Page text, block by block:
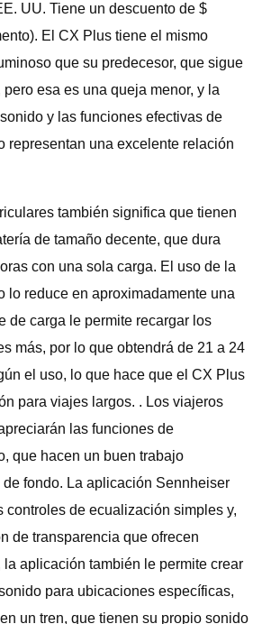
UU. Tiene un descuento de $
El CX Plus tiene el mismo
que su predecesor, que sigue
esa es una queja menor, y la
y las funciones efectivas de
representan una excelente relación
también significa que tienen
de tamaño decente, que dura
con una sola carga. El uso de la
lo reduce en aproximadamente una
de carga le permite recargar los
más, por lo que obtendrá de 21 a 24
el uso, lo que hace que el CX Plus
para viajes largos. . Los viajeros
las funciones de
que hacen un buen trabajo
fondo. La aplicación Sennheiser
controles de ecualización simples y,
de transparencia que ofrecen
aplicación también le permite crear
para ubicaciones específicas,
un tren, que tienen su propio sonido